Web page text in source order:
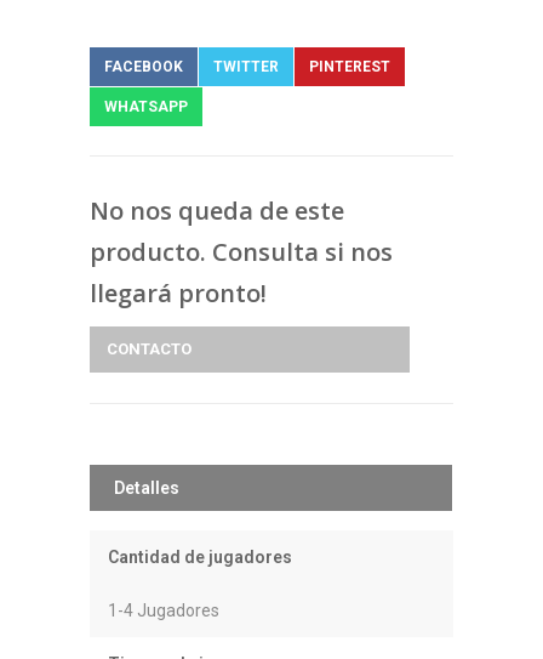
FACEBOOK TWITTER PINTEREST
WHATSAPP
No nos queda de este
producto. Consulta si nos
llegará pronto!
CONTACTO
Detalles
Cantidad de jugadores
1-4 Jugadores